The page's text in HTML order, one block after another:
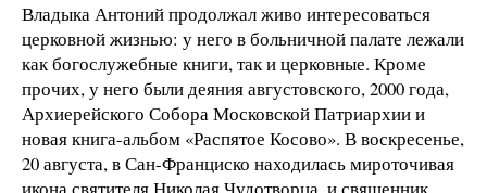
Владыка Антоний продолжал живо интересоваться
церковной жизнью: у него в больничной палате лежали
как богослужебные книги, так и церковные. Кроме
прочих, у него были деяния августовского, 2000 года,
Архиерейского Собора Московской Патриархии и
новая книга-альбом «Распятое Косово». В воскресенье,
20 августа, в Сан-Франциско находилась мироточивая